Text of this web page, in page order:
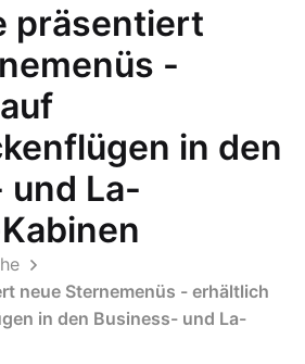
präsentiert
-
in den
und La-
neue Sternemenüs - erhältlich
in den Business- und La-